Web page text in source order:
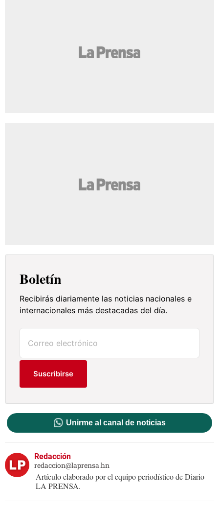
Boletín
Recibirás diariamente las noticias nacionales e
internacionales más destacadas del día.
Suscribirse
Unirme al canal de noticias
Redacción
redaccion@laprensa.hn
Artículo elaborado por el equipo periodístico de Diario
LA PRENSA.